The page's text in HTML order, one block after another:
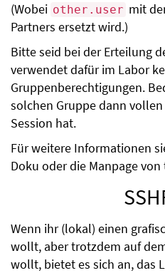
(Wobei other.user mit
Partners ersetzt wird.)
Bitte seid bei der Erteilung
verwendet dafür im Labor
Gruppenberechtigungen.
solchen Gruppe dann
Session hat.
Für weitere Informationen
Doku oder die Manpage von
Wenn ihr (lokal) einen
wollt, aber trotzdem auf
wollt, bietet es sich an, das